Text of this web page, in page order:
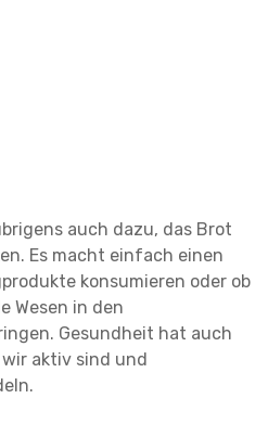
auch dazu, das Brot
Es macht einfach einen
konsumieren oder ob
Wesen in den
Gesundheit hat auch
aktiv sind und